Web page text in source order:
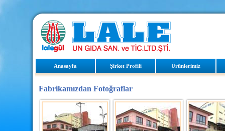
Anasayfa Şirket Profili Ürünlerimiz
Fabrikamızdan Fotoğraflar